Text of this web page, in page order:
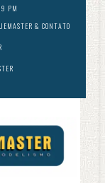
PM
& CONTATO